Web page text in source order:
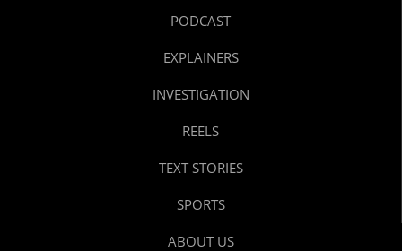
PODCAST
EXPLAINERS
INVESTIGATION
REELS
TEXT STORIES
SPORTS
ABOUT US